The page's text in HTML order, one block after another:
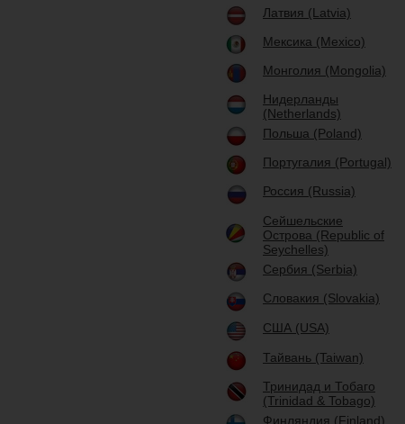
Латвия (Latvia)
Мексика (Mexico)
Монголия (Mongolia)
Нидерланды
(Netherlands)
Польша (Poland)
Португалия (Portugal)
Россия (Russia)
Сейшельские
Острова (Republic of
Seychelles)
Сербия (Serbia)
Словакия (Slovakia)
США (USA)
Тайвань (Taiwan)
Тринидад и Тобаго
(Trinidad & Tobago)
Финляндия (Finland)